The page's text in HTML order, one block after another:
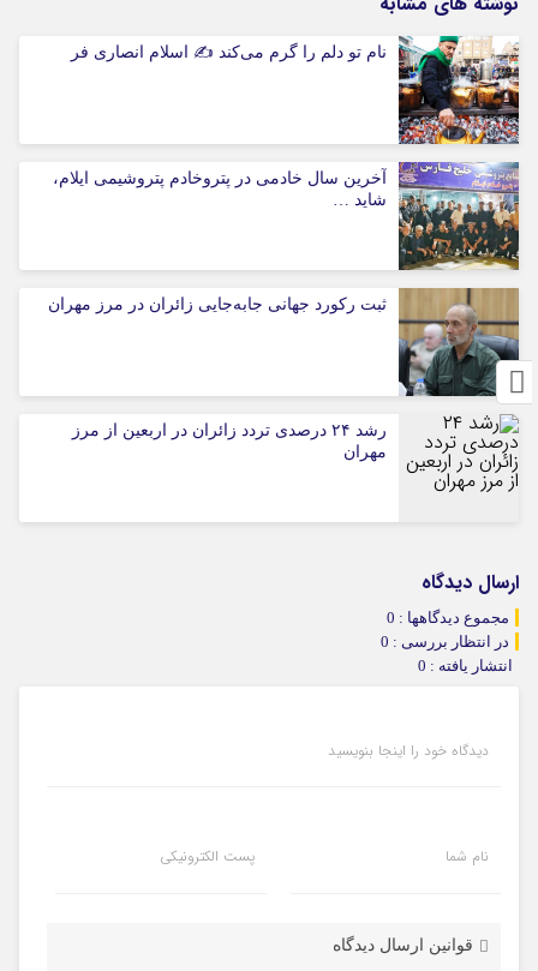
نام تو دلم را گرم می‌کند ✍️ اسلام انصاری فر
آخرین سال خادمی در پتروخادم پتروشیمی ایلام،
شاید …
ثبت رکورد جهانی جابه‌جایی زائران در مرز مهران
رشد ۲۴ درصدی تردد زائران در اربعین از مرز
مهران
ارسال دیدگاه
مجموع دیدگاهها : 0
در انتظار بررسی : 0
انتشار یافته : 0
دیدگاه خود را اینجا بنویسید
نام شما پست الکترونیکی
قوانین ارسال دیدگاه